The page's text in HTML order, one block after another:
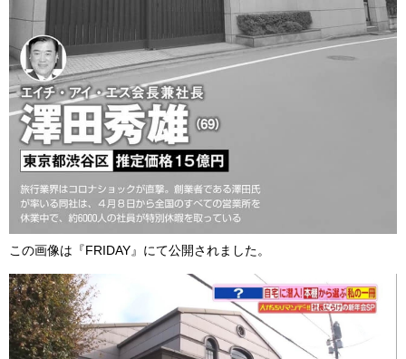
この画像は『FRIDAY』にて公開されました。